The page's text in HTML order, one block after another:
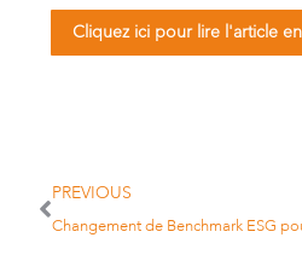
Cliquez ici pour lire l'article
PREVIOUS
Changement de Benchmark ESG